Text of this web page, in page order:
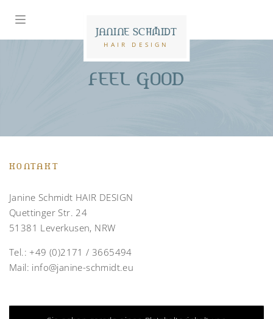
JANINE SCHMIDT
HAIR DESIGN
FEEL GOOD
KONTAKT
Janine Schmidt HAIR DESIGN
Quettinger Str. 24
51381 Leverkusen, NRW
Tel.:+49 (0)2171 / 3665494
Mail: info@janine-schmidt.eu